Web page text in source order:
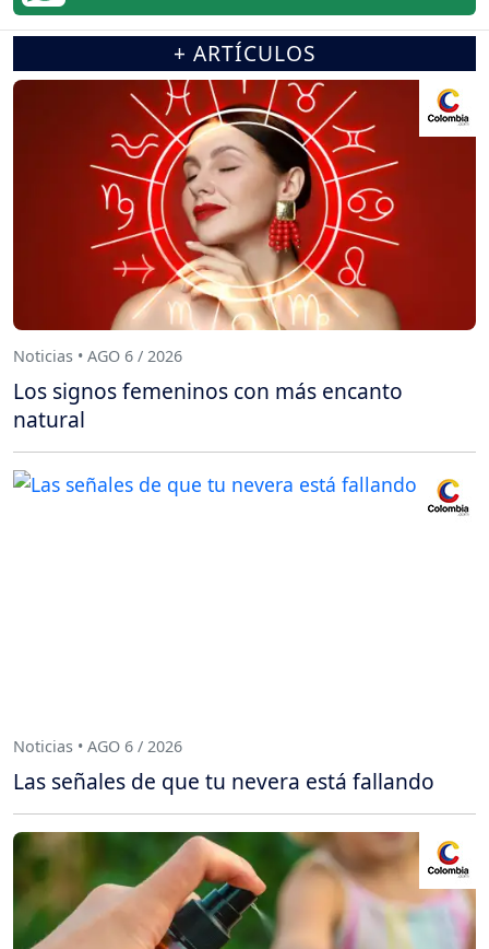
+ ARTÍCULOS
Noticias • AGO 6 / 2026
Los signos femeninos con más encanto
natural
Noticias • AGO 6 / 2026
Las señales de que tu nevera está fallando